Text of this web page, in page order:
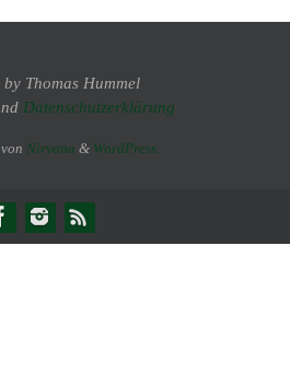
by Thomas Hummel
Datenschutzerklärung
Nirvana & WordPress.